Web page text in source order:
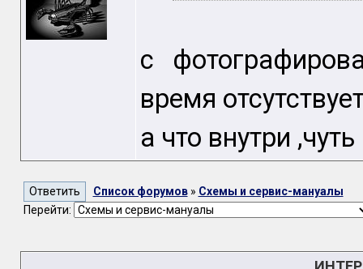
с
время
а что внутри
Список форумов» Схемы и сервис-мануалы
Перейти: